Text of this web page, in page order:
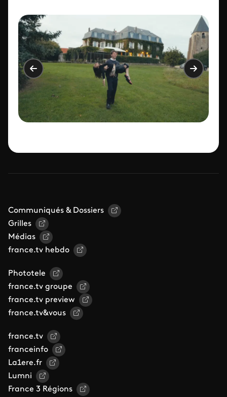
Communiqués & Dossiers
Grilles
Médias
france.tv hebdo
Phototele
france.tv groupe
france.tv preview
france.tv&vous
france.tv
franceinfo
La1ere.fr
Lumni
France 3 Régions